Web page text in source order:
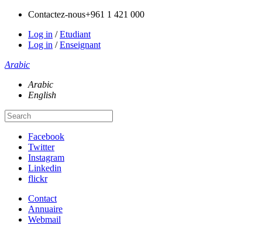
Contactez-nous+961 1 421 000
Log in /Etudiant
Log in /Enseignant
Arabic
Arabic
English
Facebook
Twitter
Instagram
Linkedin
flickr
Contact
Annuaire
Webmail